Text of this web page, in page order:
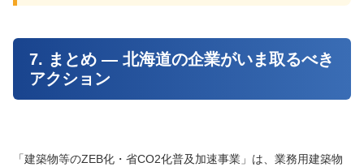
7. まとめ — 北海道の企業がいま取るべき
アクション
「建築物等のZEB化・省CO2化普及加速事業」は、業務用建築物